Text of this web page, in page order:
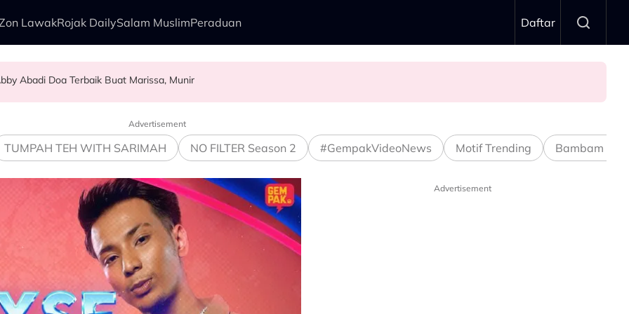
LawakRojak DailySalam MuslimPeraduan Daftar
Doktor
Abadi Doa Terbaik Buat Marissa, Munir
Tahun Ini’ Di BIFF
Anak Yang Sudah Mati
Advertisement
TUMPAH TEH WITH SARIMAH NO FILTER Season 2 #GempakVideoNews Motif Trending Bambam
Advertisement